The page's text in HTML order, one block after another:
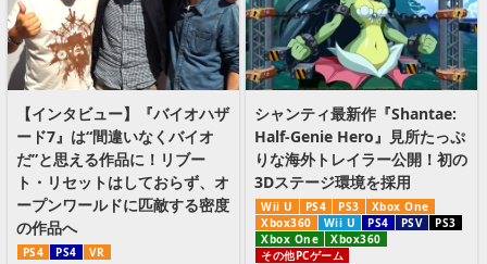
【インタビュー】『バイオハザ
ード7』は“間違いなくバイオ
だ”と思える作品に！リブー
ト・リセットはしておらず、オ
ープンワールドに匹敵する密度
の作品へ
PS4 PS4 VR
シャンティ最新作『Shantae:
Half-Genie Hero』見所たっぷ
りな海外トレイラー公開！初の
3Dステージ環境を採用
Wii U PS4 PS3
Xbox One
Xbox360
Wii U PS4 PSV
PS3
Xbox One
Xbox360
その他PCゲーム